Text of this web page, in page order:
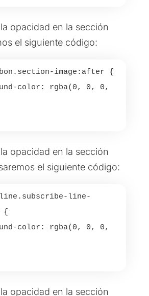
opacidad en la sección
el siguiente código:
image:after {
opacidad en la sección
el siguiente código:
line-
{
opacidad en la sección